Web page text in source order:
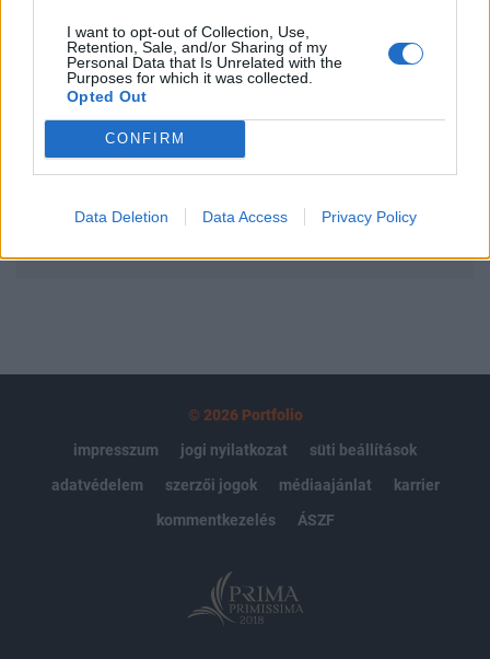
I want to opt-out of Collection, Use,
Retention, Sale, and/or Sharing of my
Personal Data that Is Unrelated with the
Purposes for which it was collected.
Opted Out
CONFIRM
Data Deletion Data Access Privacy Policy
Az előfizetés a következőket tartalmazza:
Portfolio.hu teljes cikkarchívum
Kötéslisták: BÉT elmúlt 2 év napon belüli
kötéslistái
Előfizetés
© 2026 Portfolio
impresszum
jogi nyilatkozat
süti beállítások
adatvédelem
szerzői jogok médiaajánlat
karrier
kommentkezelés
ÁSZF